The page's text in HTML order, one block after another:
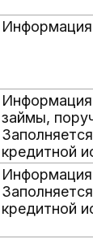
Информация
Информация
займы,
кредитной
кредитной